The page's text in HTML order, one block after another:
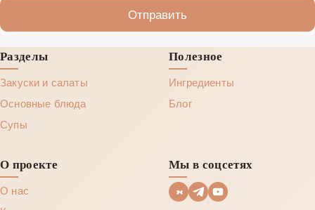
Отправить
Разделы
Закуски и салаты
Основные блюда
Супы
Полезное
Ингредиенты
Блог
О проекте
О нас
Мы в соцсетях